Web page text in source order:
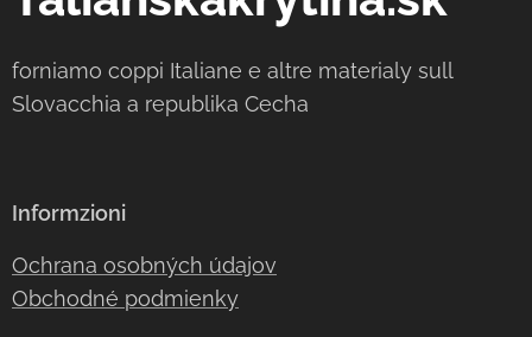
forniamo coppi Italiane e altre materialy sull
Slovacchia a republika Cecha
Informzioni
Ochrana osobných údajov
Obchodné podmienky